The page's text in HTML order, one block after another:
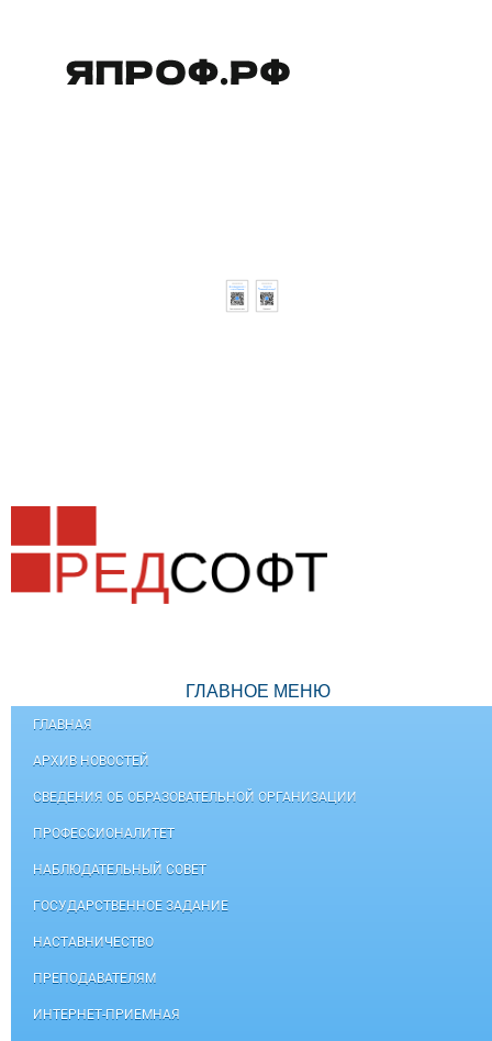
ГЛАВНОЕ МЕНЮ
ГЛАВНАЯ
АРХИВ НОВОСТЕЙ
СВЕДЕНИЯ ОБ ОБРАЗОВАТЕЛЬНОЙ ОРГАНИЗАЦИИ
ПРОФЕССИОНАЛИТЕТ
НАБЛЮДАТЕЛЬНЫЙ СОВЕТ
ГОСУДАРСТВЕННОЕ ЗАДАНИЕ
НАСТАВНИЧЕСТВО
ПРЕПОДАВАТЕЛЯМ
ИНТЕРНЕТ-ПРИЕМНАЯ